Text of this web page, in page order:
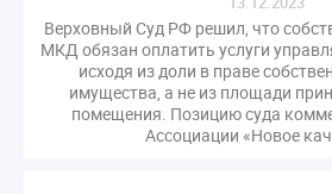
гарантирующие управляющие
госпошлина
демоэкзамен
дисквалификация
документ
единство измерений
жалобы
Верховный Суд РФ решил, что
МКД обязан оплатить услуги
исходя из доли в праве
имущества, а не из площади
помещения. Позицию суда
Ассоциации «Новое